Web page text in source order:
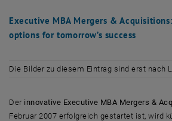
Executive MBA Mergers &
options for tomorrow’s success
Die Bilder zu diesem Eintrag sind erst nach
Der innovative Executive MBA Mergers &
Februar 2007 erfolgreich gestartet ist, wird